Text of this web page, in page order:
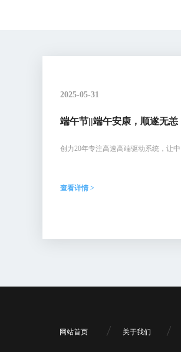
2025-05-31
端午节||端午安康，顺遂无恙
创力20年专注高速高端驱动系统，让
查看详情 >
网站首页 关于我们